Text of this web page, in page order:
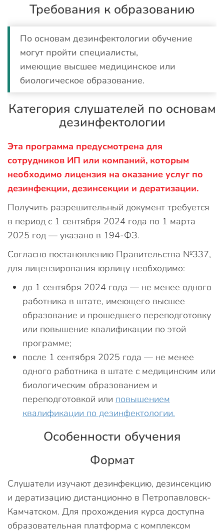
Требования к образованию
По основам дезинфектологии обучение
могут пройти специалисты,
имеющие высшее медицинское или
биологическое образование.
Категория слушателей по основам
дезинфектологии
Эта программа предусмотрена для
сотрудников ИП или компаний, которым
необходимо лицензия на оказание услуг по
дезинфекции, дезинсекции и дератизации.
Получить разрешительный документ требуется
в период с 1 сентября 2024 года по 1 марта
2025 год — указано в 194-ФЗ.
Согласно постановлению Правительства №337,
для лицензирования юрлицу необходимо:
до 1 сентября 2024 года — не менее одного
работника в штате, имеющего высшее
образование и прошедшего переподготовку
или повышение квалификации по этой
программе;
после 1 сентября 2025 года — не менее
одного работника в штате с медицинским или
биологическим образованием и
переподготовкой или повышением
квалификации по дезинфектологии.
Особенности обучения
Формат
Слушатели изучают дезинфекцию, дезинсекцию
и дератизацию дистанционно в Петропавловск-
Камчатском. Для прохождения курса доступна
образовательная платформа с комплексом